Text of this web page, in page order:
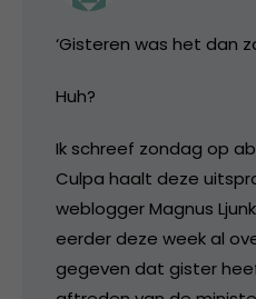
‘Gisteren was het dan
Huh?
Ik schreef zondag op
Culpa haalt deze
weblogger Magnus
eerder deze week al
gegeven dat gister